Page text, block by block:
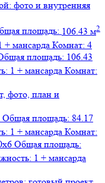
площадь: 106.43 м2
+ мансарда Комнат: 4
площадь: 106.43
1 + мансарда Комнат:
Общая площадь: 84.17
1 + мансарда Комнат:
Общая площадь:
1 + мансарда